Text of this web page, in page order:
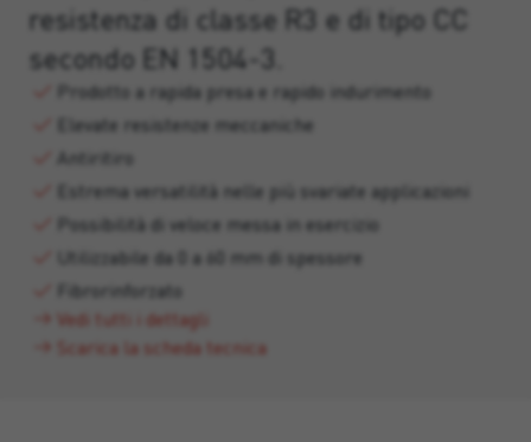
resistenza di classe R3 e di tipo CC
secondo EN 1504-3.
Prodotto a rapida presa e rapido indurimento
Elevate resistenze meccaniche
Antiritiro
Estrema versatilità nelle più svariate applicazioni
Possibilità di veloce messa in esercizio
Utilizzabile da 0 a 60 mm di spessore
Fibrorinforzato
Vedi tutti i dettagli
Scarica la scheda tecnica